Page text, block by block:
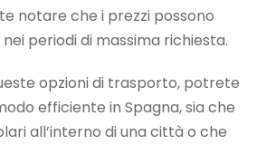
notare che i prezzi possono
periodi di massima richiesta.
opzioni di trasporto, potrete
efficiente in Spagna, sia che
all’interno di una città o che